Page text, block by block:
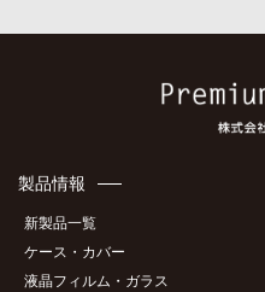
製品情報
新製品一覧
ケース・カバー
液晶フィルム・ガラス